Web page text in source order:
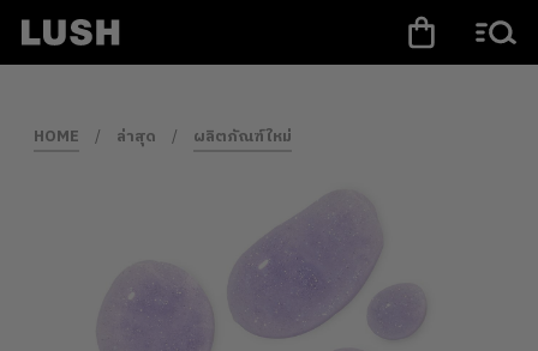
HOME / ล่าสุด / ผลิตภัณฑ์ใหม่